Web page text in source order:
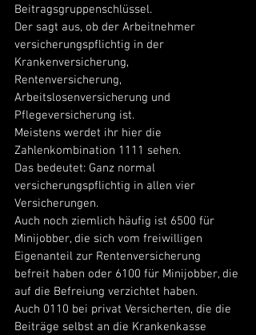
Beitragsgruppenschlüssel.
Der sagt aus, ob der Arbeitnehmer
versicherungspflichtig in der
Krankenversicherung,
Rentenversicherung,
Arbeitslosenversicherung und
Pflegeversicherung ist.
Meistens werdet ihr hier die
Zahlenkombination 1111 sehen.
Das bedeutet: Ganz normal
versicherungspflichtig in allen vier
Versicherungen.
Auch noch ziemlich häufig ist 6500 für
Minijobber, die sich vom freiwilligen
Eigenanteil zur Rentenversicherung
befreit haben oder 6100 für Minijobber, die
auf die Befreiung verzichtet haben.
Auch 0110 bei privat Versicherten, die die
Beiträge selbst an die Krankenkasse